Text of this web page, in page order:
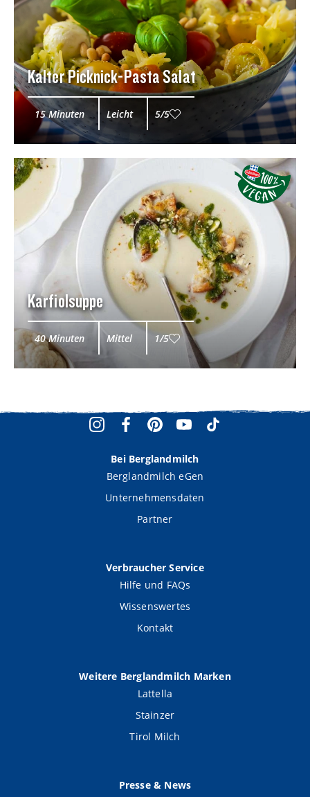
Kalter Picknick-Pasta Salat
15 Minuten Leicht 5/5
Karfiolsuppe
40 Minuten Mittel 1/5
Bei Berglandmilch
Berglandmilch eGen
Unternehmensdaten
Partner
Verbraucher Service
Hilfe und FAQs
Wissenswertes
Kontakt
Weitere Berglandmilch Marken
Lattella
Stainzer
Tirol Milch
Presse & News